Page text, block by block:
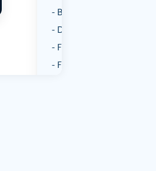
Borrelen
Dansen
Fietsen
Film